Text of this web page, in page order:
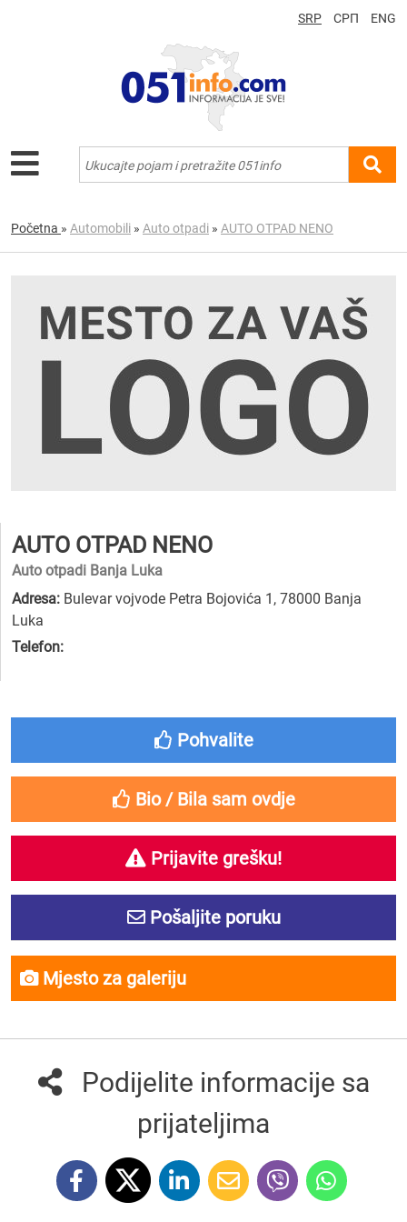
SRP СРП ENG
Početna » Automobili » Auto otpadi » AUTO OTPAD NENO
AUTO OTPAD NENO
Auto otpadi Banja Luka
Adresa: Bulevar vojvode Petra Bojovića 1, 78000 Banja
Luka
Telefon:
Pohvalite
Bio / Bila sam ovdje
Prijavite grešku!
Pošaljite poruku
Mjesto za galeriju
Podijelite informacije sa
prijateljima